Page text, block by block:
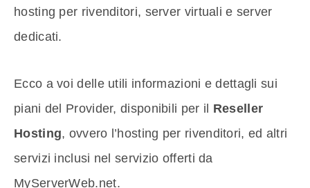
hosting per rivenditori, server virtuali e server
dedicati.
Ecco a voi delle utili informazioni e dettagli sui
piani del Provider, disponibili per il Reseller
Hosting, ovvero l’hosting per rivenditori, ed altri
servizi inclusi nel servizio offerti da
MyServerWeb.net.